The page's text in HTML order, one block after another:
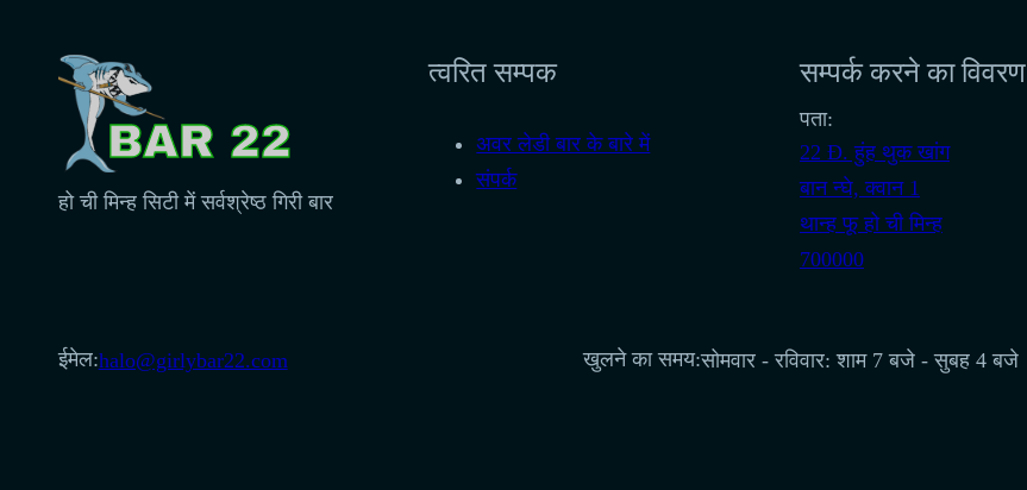
हो ची मिन्ह सिटी में सर्वश्रेष्ठ गिरी बार
त्वरित सम्पक
अवर लेडी बार के बारे में
संपर्क
सम्पर्क करने का विवरण
पता:
22 Đ. हुंह थुक खांग
बान न्घे, क्वान 1
थान्ह फू हो ची मिन्ह
700000
ईमेल:halo@girlybar22.com खुलने का समय:सोमवार - रविवार: शाम 7 बजे - सुबह 4 बजे